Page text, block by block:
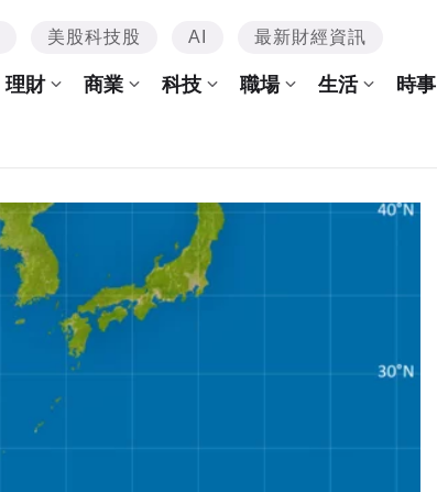
美股科技股 AI 最新財經資訊
理財 商業 科技 職場 生活 時事